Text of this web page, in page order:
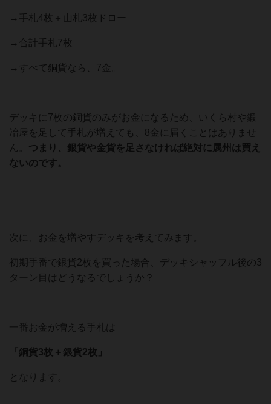
→手札4枚＋山札3枚ドロー
→合計手札7枚
→すべて銅貨なら、7金。
デッキに7枚の銅貨のみがお金になるため、いくら村や鍛
冶屋を足して手札が増えても、8金に届くことはありませ
ん。 つまり、銀貨や金貨を足さなければ絶対に属州は買え
ないのです。
次に、お金を増やすデッキを考えてみます。
初期手番で銀貨2枚を買った場合、デッキシャッフル後の3
ターン目はどうなるでしょうか？
一番お金が増える手札は
「銅貨3枚＋銀貨2枚」
となります。